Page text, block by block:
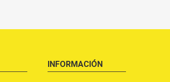
INFORMACIÓN